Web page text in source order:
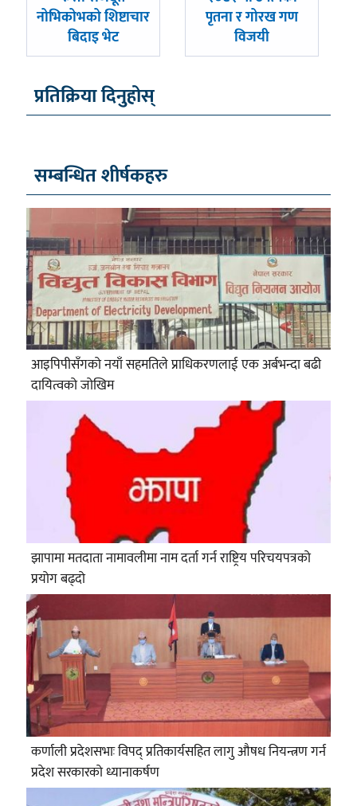
नोभिकोभको शिष्टाचार
बिदाइ भेट
पृतना र गोरख गण
विजयी
प्रतिक्रिया दिनुहोस्
सम्बन्धित शीर्षकहरु
आइपिपीसँगको नयाँ सहमतिले प्राधिकरणलाई एक अर्बभन्दा बढी
दायित्वको जोखिम
झापामा मतदाता नामावलीमा नाम दर्ता गर्न राष्ट्रिय परिचयपत्रको
प्रयोग बढ्दो
कर्णाली प्रदेशसभाः विपद् प्रतिकार्यसहित लागु औषध नियन्त्रण गर्न
प्रदेश सरकारको ध्यानाकर्षण